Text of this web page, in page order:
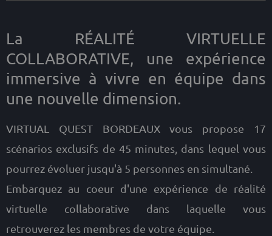
La RÉALITÉ VIRTUELLE
COLLABORATIVE, une expérience
immersive à vivre en équipe dans
une nouvelle dimension.
VIRTUAL QUEST BORDEAUX vous propose 17
scénarios exclusifs de 45 minutes, dans lequel vous
pourrez évoluer jusqu'à 5 personnes en simultané.
Embarquez au coeur d'une expérience de réalité
virtuelle collaborative dans laquelle vous
retrouverez les membres de votre équipe.